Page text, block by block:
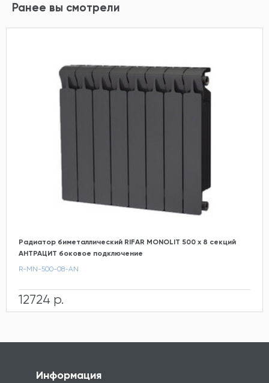
Ранее вы смотрели
Радиатор биметаллический RIFAR MONOLIT 500 х 8 секций
АНТРАЦИТ боковое подключение
R-MN-500-08-AN
12724 р.
Информация